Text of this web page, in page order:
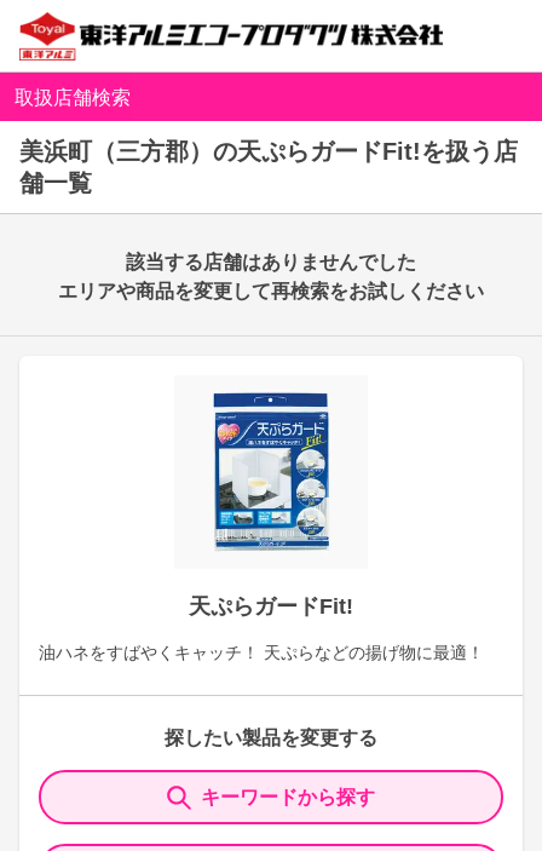
取扱店舗検索
美浜町（三方郡）の天ぷらガードFit!を扱う店
舗一覧
天ぷらガードFit!
油ハネをすばやくキャッチ！ 天ぷらなどの揚げ物に最適！
探したい製品を変更する
キーワードから探す
該当する店舗はありませんでした
エリアや商品を変更して再検索をお試しください